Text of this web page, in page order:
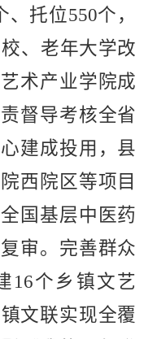
、托位550个，
、老年大学改
术产业学院成
督导考核全省
建成投用，县
西院区等项目
国基层中医药
审。完善群众
16个乡镇文艺
文联实现全覆